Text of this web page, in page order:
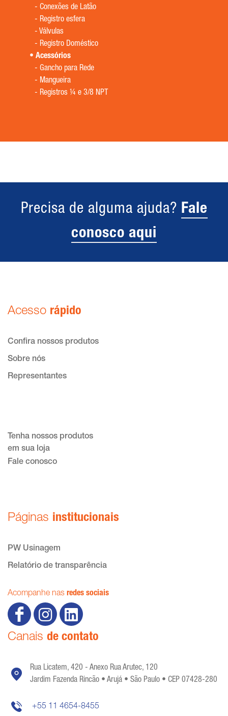
- Conexões de Latão
- Registro esfera
- Válvulas
- Registro Doméstico
Acessórios
- Gancho para Rede
- Mangueira
- Registros ¼ e 3/8 NPT
Precisa de alguma ajuda? Fale
conosco aqui
Acesso rápido
Confira nossos produtos
Sobre nós
Representantes
Tenha nossos produtos
em sua loja
Fale conosco
Páginas institucionais
PW Usinagem
Relatório de transparência
Acompanhe nas redes sociais
Canais de contato
Rua Licatem, 420 - Anexo Rua Arutec, 120
Jardim Fazenda Rincão • Arujá • São Paulo • CEP 07428-280
+55 11 4654-8455